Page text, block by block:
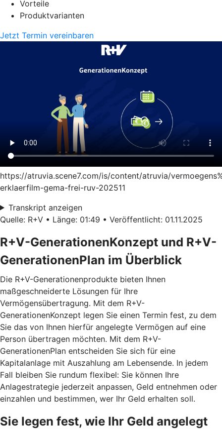
Vorteile
Produktvarianten
Jetzt Termin vereinbaren
https://atruvia.scene7.com/is/content/atruvia/
erklaerfilm-gema-frei-ruv-202511
Transkript anzeigen
Quelle: R+V • Länge: 01:49 • Veröffentlicht: 01.11.2025
R+V-GenerationenKonzept und R+V-
GenerationenPlan im Überblick
Die R+V-Generationenprodukte bieten Ihnen
maßgeschneiderte Lösungen für Ihre
Vermögensübertragung. Mit dem R+V-
GenerationenKonzept legen Sie einen Termin fest, zu dem
Sie das von Ihnen hierfür angelegte Vermögen auf eine
Person übertragen möchten. Mit dem R+V-
GenerationenPlan entscheiden Sie sich für eine
Kapitalanlage mit Auszahlung am Lebensende. In jedem
Fall bleiben Sie rundum flexibel: Sie können Ihre
Anlagestrategie jederzeit anpassen, Geld entnehmen oder
einzahlen und bestimmen, wer Ihr Geld erhalten soll.
Sie legen fest, wie Ihr Geld angelegt